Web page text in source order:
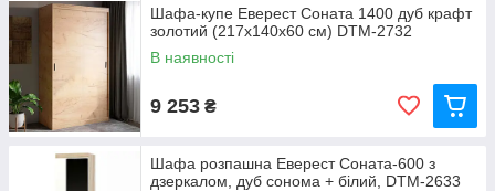
Шафа-купе Еверест Соната 1400 дуб крафт
золотий (217х140х60 см) DTM-2732
В наявності
9 253 ₴
Шафа розпашна Еверест Соната-600 з
дзеркалом, дуб сонома + білий, DTM-2633